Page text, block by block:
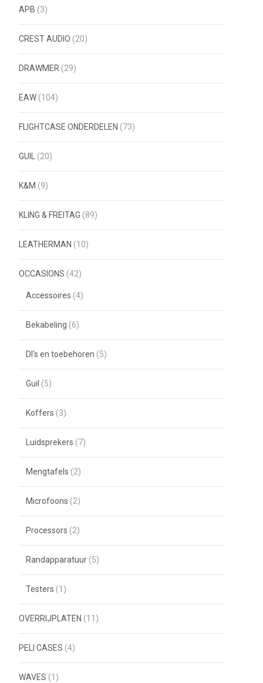
APB (3)
CREST AUDIO (20)
DRAWMER (29)
EAW (104)
FLIGHTCASE ONDERDELEN (73)
GUIL (20)
K&M (9)
KLING & FREITAG (89)
LEATHERMAN (10)
OCCASIONS (42)
Accessoires (4)
Bekabeling (6)
DI's en toebehoren (5)
Guil (5)
Koffers (3)
Luidsprekers (7)
Mengtafels (2)
Microfoons (2)
Processors (2)
Randapparatuur (5)
Testers (1)
OVERRIJPLATEN (11)
PELI CASES (4)
WAVES (1)